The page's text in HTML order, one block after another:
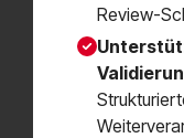
Review-